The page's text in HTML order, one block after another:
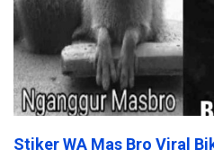
Stiker WA Mas Bro Viral